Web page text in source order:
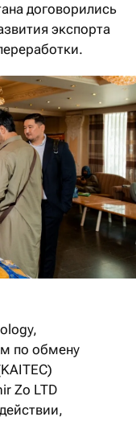
договорились
экспорта
по обмену
Zo LTD